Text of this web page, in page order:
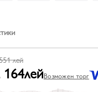
лей
лейВозможен торг